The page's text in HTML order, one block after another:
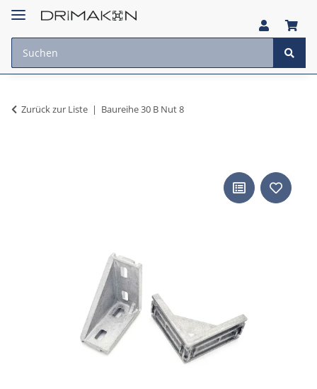
Zurück zur Liste Baureihe 30 B Nut 8